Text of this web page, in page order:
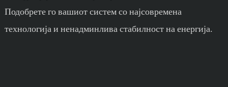
Подобрете го вашиот систем со најсовремена
технологија и ненадминлива стабилност на енергија.